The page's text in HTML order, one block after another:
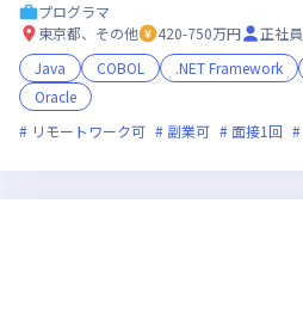
間未満
プログラマ
東京都、その他
420-750万円
正社員
Java
COBOL .NET Framework
Oracle
リモートワーク可
副業可 面接1回